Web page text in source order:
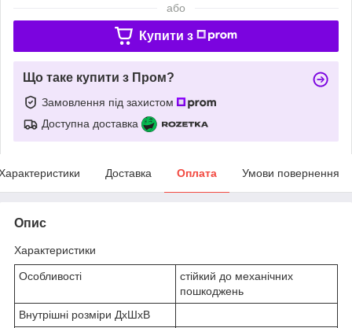
або
Купити з
Що таке купити з Пром?
Замовлення під захистом
Доступна доставка
Доставка Оплата Умови повернення
Опис
Характеристики
Особливості
стійкий до механічних
пошкоджень
Внутрішні розміри ДхШхВ